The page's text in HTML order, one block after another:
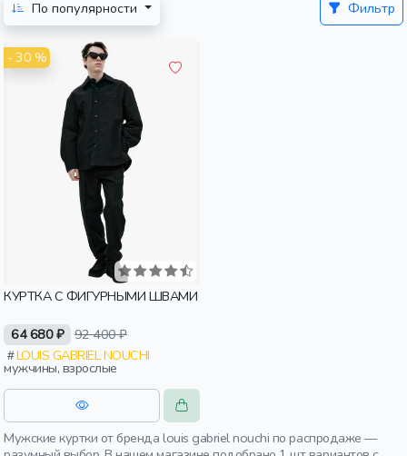
По популярности
Фильтр
- 30 %
КУРТКА С ФИГУРНЫМИ ШВАМИ
64 680 ₽ 92 400 ₽
LOUIS GABRIEL NOUCHI
мужчины, взрослые
Мужские куртки от бренда louis gabriel nouchi по распродаже —